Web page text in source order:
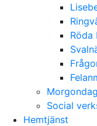
Röda
Social
Hemtjänst